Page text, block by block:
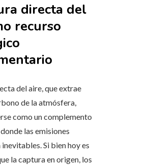
directa del
recurso
del aire, que extrae
de la atmósfera,
como un complemento
las emisiones
Si bien hoy es
la captura en origen, los